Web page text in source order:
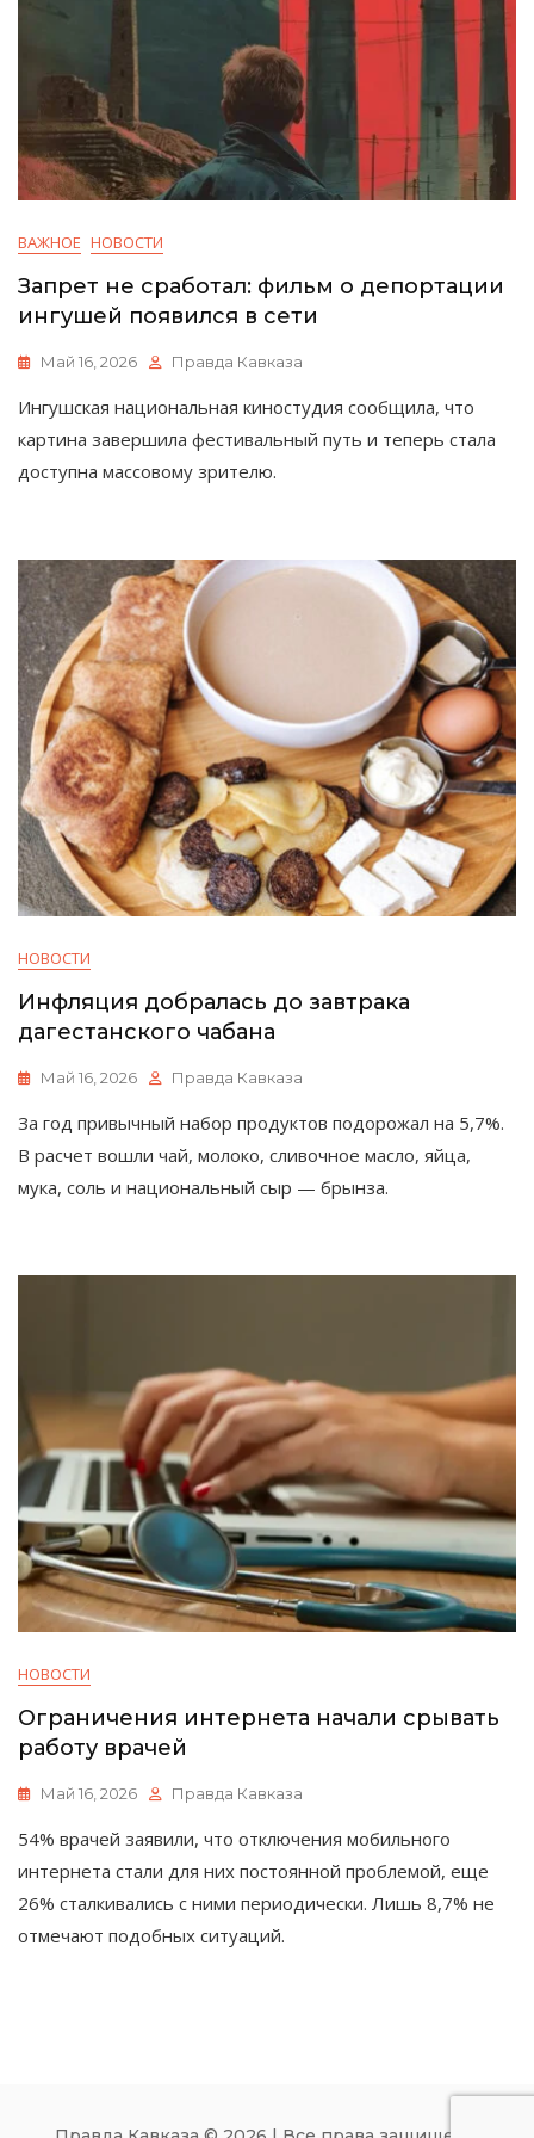
ВАЖНОЕ НОВОСТИ
Запрет не сработал: фильм о депортации
ингушей появился в сети
Май 16, 2026 Правда Кавказа
Ингушская национальная киностудия сообщила, что
картина завершила фестивальный путь и теперь стала
доступна массовому зрителю.
НОВОСТИ
Инфляция добралась до завтрака
дагестанского чабана
Май 16, 2026 Правда Кавказа
За год привычный набор продуктов подорожал на 5,7%.
В расчет вошли чай, молоко, сливочное масло, яйца,
мука, соль и национальный сыр — брынза.
НОВОСТИ
Ограничения интернета начали срывать
работу врачей
Май 16, 2026 Правда Кавказа
54% врачей заявили, что отключения мобильного
интернета стали для них постоянной проблемой, еще
26% сталкивались с ними периодически. Лишь 8,7% не
отмечают подобных ситуаций.